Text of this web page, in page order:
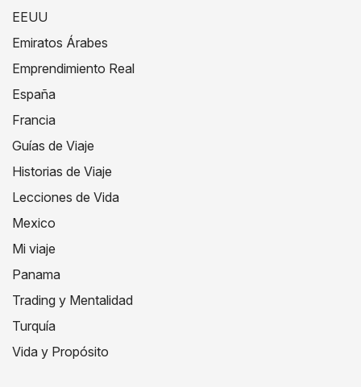
EEUU
Emiratos Árabes
Emprendimiento Real
España
Francia
Guías de Viaje
Historias de Viaje
Lecciones de Vida
Mexico
Mi viaje
Panama
Trading y Mentalidad
Turquía
Vida y Propósito